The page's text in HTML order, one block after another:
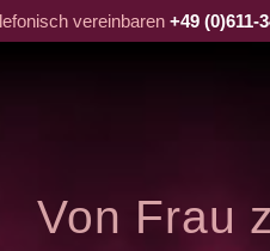
vereinbaren +49 (0)611-
Von Frau